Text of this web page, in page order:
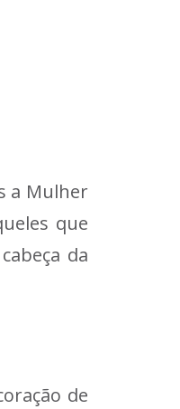
a Mulher
que
da
de